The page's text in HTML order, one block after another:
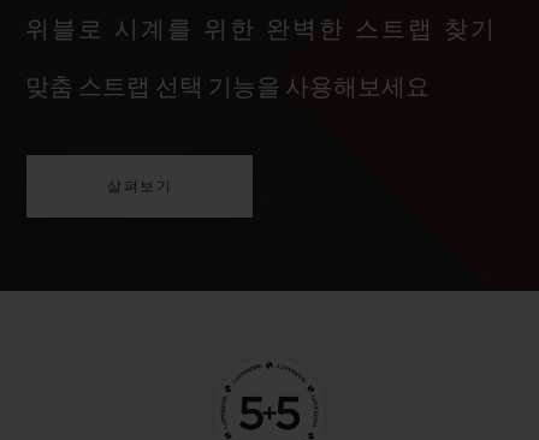
위블로 시계를 위한 완벽한 스트랩 찾기
맞춤 스트랩 선택 기능을 사용해보세요
살펴보기